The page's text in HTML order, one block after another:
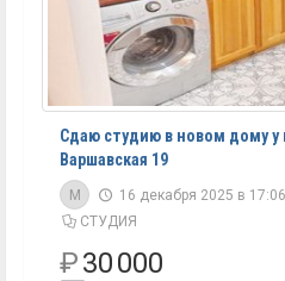
Сдаю студию в новом дому у
Варшавская 19
M 16 декабря 2025 в
СТУДИЯ
₽30 000